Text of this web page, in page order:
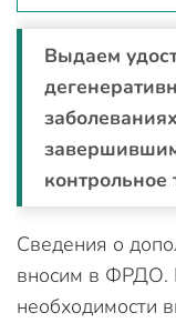
Выдаем
контрольное
Сведения о
вносим в ФРДО.
необходимости